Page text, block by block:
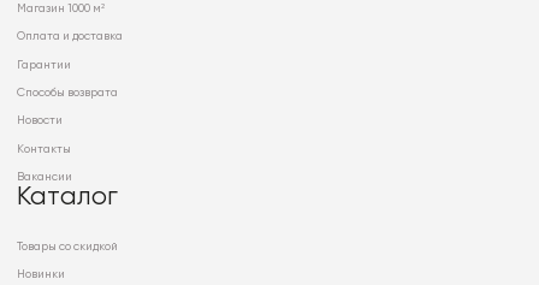
Магазин 1000 м²
Оплата и доставка
Гарантии
Способы возврата
Новости
Контакты
Вакансии
Каталог
Товары со скидкой
Новинки